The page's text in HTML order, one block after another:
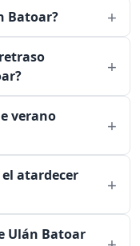
Batoar?
verano
atardecer
Ulán Batoar